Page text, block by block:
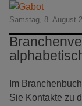
Samstag, 8. August
Im
Sie Kontakte zu